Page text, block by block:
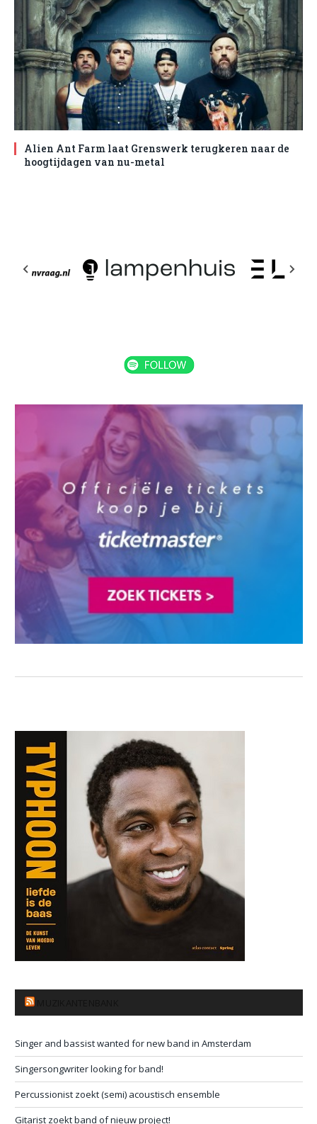
Alien Ant Farm laat Grenswerk terugkeren naar de
hoogtijdagen van nu-metal
Singer and bassist wanted for new band in Amsterdam
Singersongwriter looking for band!
Percussionist zoekt (semi) acoustisch ensemble
Gitarist zoekt band of nieuw project!